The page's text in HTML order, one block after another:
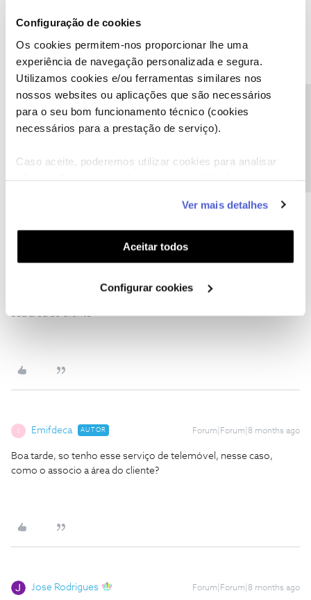
Configuração de cookies
Os cookies permitem-nos proporcionar lhe uma
experiência de navegação personalizada e segura.
Utilizamos cookies e/ou ferramentas similares nos
nossos websites ou aplicações que são necessários
para o seu bom funcionamento técnico (cookies
necessários para a prestação de serviço).
Caso aceite, poderemos utilizar cookies para analisar
funcionalidades (cookies de personalização e
funcionalidade) e adaptar anúncios aos seus interesses
(cookies de publicidade personalizada). Pode gerir a
utilização dos cookies clicando em "Configurar
Ver mais detalhes
Aceitar todos
Configurar cookies
sua área de cliente
Emifdeca AUTOR Forum|Forum|8 months ago
Boa tarde, so tenho esse serviço de telemóvel, nesse caso,
como o associo a área do cliente?
Jose Rodrigues Forum|Forum|8 months ago